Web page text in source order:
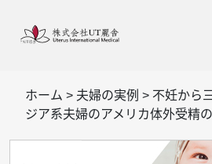
ホーム > 夫婦の実例 > 不妊から
ジア系夫婦のアメリカ体外受精